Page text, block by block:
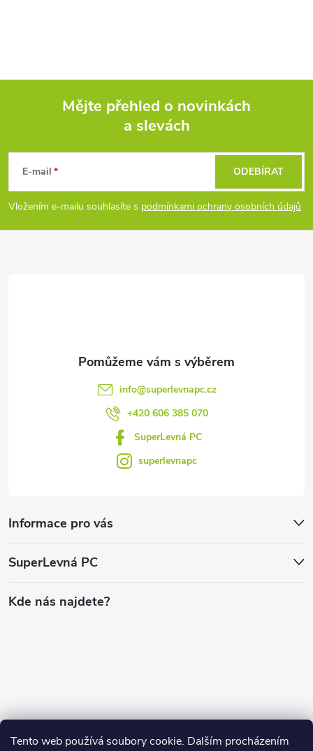
Tento web používá soubory cookie. Dalším procházením
p
a
Mějte přehled o novinkách
a slevách
E-mail
Vložením e-mailu souhlasíte s podmínkami ochrany osobních údajů
ODEBÍRAT
info@superlevnapc.cz
+420 606 385 070
SuperLevná PC
superlevnapc
Informace pro vás
SuperLevná PC
Kde nás najdete?